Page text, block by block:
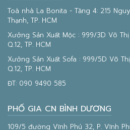
Toà nhà La Bonita - Tầng 4: 215
Thạnh, TP. HCM
Xưởng Sản Xuất Mộc : 999/3D Võ
Q.12, TP. HCM
Xưởng Sản Xuất Sofa : 999/5D Võ
Q.12, TP. HCM
ĐT: 090 9490 585
PHỐ GIA CN BÌNH DƯƠNG
109/5 đường Vĩnh Phú 32, P. Vĩnh